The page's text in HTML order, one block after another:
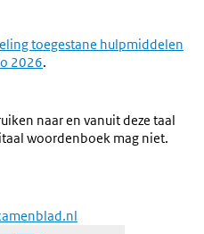
toegestane hulpmiddelen
2026.
naar en vanuit deze taal
woordenboek mag niet.